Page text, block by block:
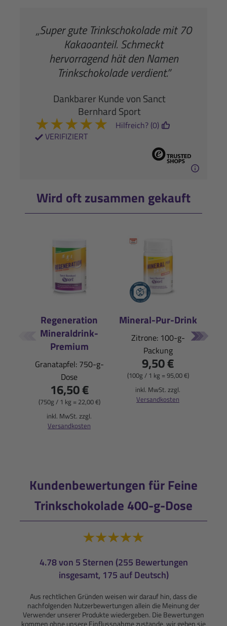
„Super gute Trinkschokolade mit 70
Kakaoanteil. Schmeckt
hervorragend hät den Namen
Trinkschokolade verdient.”
Dankbarer Kunde von Sanct
Bernhard Sport
★★★★★
VERIFIZIERT
Hilfreich? (0)
Wird oft zusammen gekauft
Regeneration
Mineraldrink-
Premium
Granatapfel: 750-g-
Dose
16,50 €
(750g / 1 kg = 22,00 €)
inkl. MwSt. zzgl.
Versandkosten
Mineral-Pur-Drink
Zitrone: 100-g-
Packung
9,50 €
(100g / 1 kg = 95,00 €)
inkl. MwSt. zzgl.
Versandkosten
Kundenbewertungen für Feine
Trinkschokolade 400-g-Dose
4.78 von 5 Sternen (255 Bewertungen
insgesamt, 175 auf Deutsch)
Aus rechtlichen Gründen weisen wir darauf hin, dass die
nachfolgenden Nutzerbewertungen allein die Meinung der
Verwender unserer Produkte wiedergeben. Die Bewertungen